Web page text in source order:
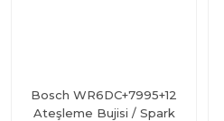
Bosch WR6DC+7995+12
Ateşleme Bujisi / Spark